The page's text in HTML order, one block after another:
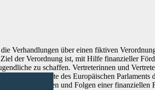
Verhandlungen über einen fiktiven
der Verordnung ist, mit Hilfe finanzieller
zu schaffen. Vertreterinnen und
und Abgeordnete des Europäischen
Voraussetzungen und Folgen einer finanziellen